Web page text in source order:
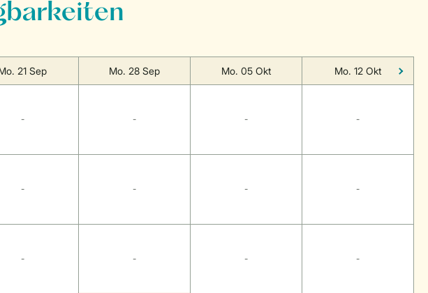
21 Sep Mo. 28 Sep Mo. 05 Okt Mo. 12 Okt
- - - -
- - - -
- - - -